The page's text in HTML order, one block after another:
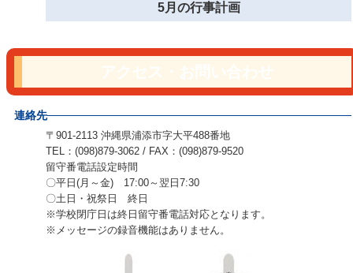
5月の行事計画
連絡先
〒901-2113 沖縄県浦添市字大平488番地
TEL：(098)879-3062 / FAX：(098)879-9520
留守番電話設定時間
〇平日(月～金) 17:00～翌日7:30
〇土日・祝祭日 終日
※学校閉庁日は終日留守番電話対応となります。
※メッセージの録音機能はありません。